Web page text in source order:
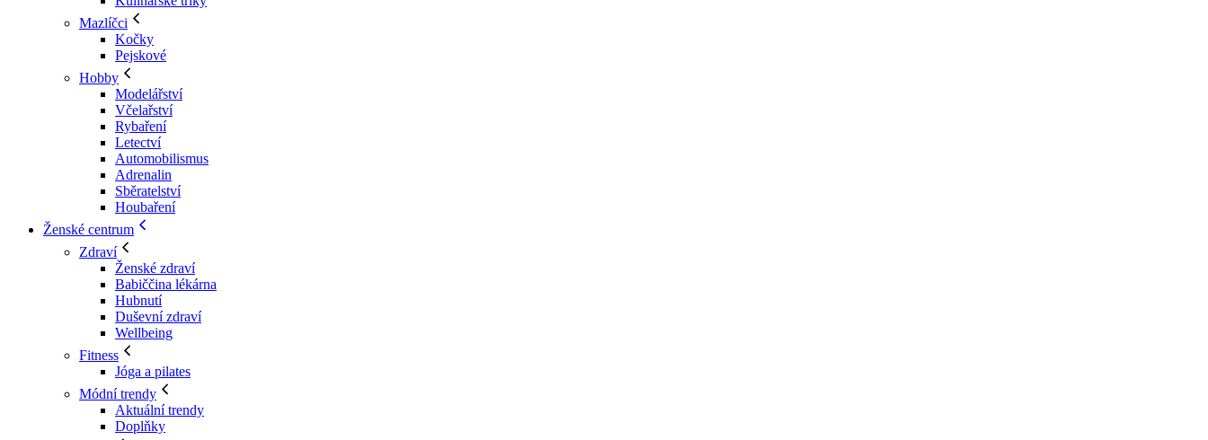
Mazlíčci
Kočky
Pejskové
Hobby
Modelářství
Včelařství
Rybaření
Letectví
Automobilismus
Adrenalin
Sběratelství
Houbaření
Ženské centrum
Zdraví
Ženské zdraví
Babiččina lékárna
Hubnutí
Duševní zdraví
Wellbeing
Fitness
Jóga a pilates
Módní trendy
Aktuální trendy
Doplňky